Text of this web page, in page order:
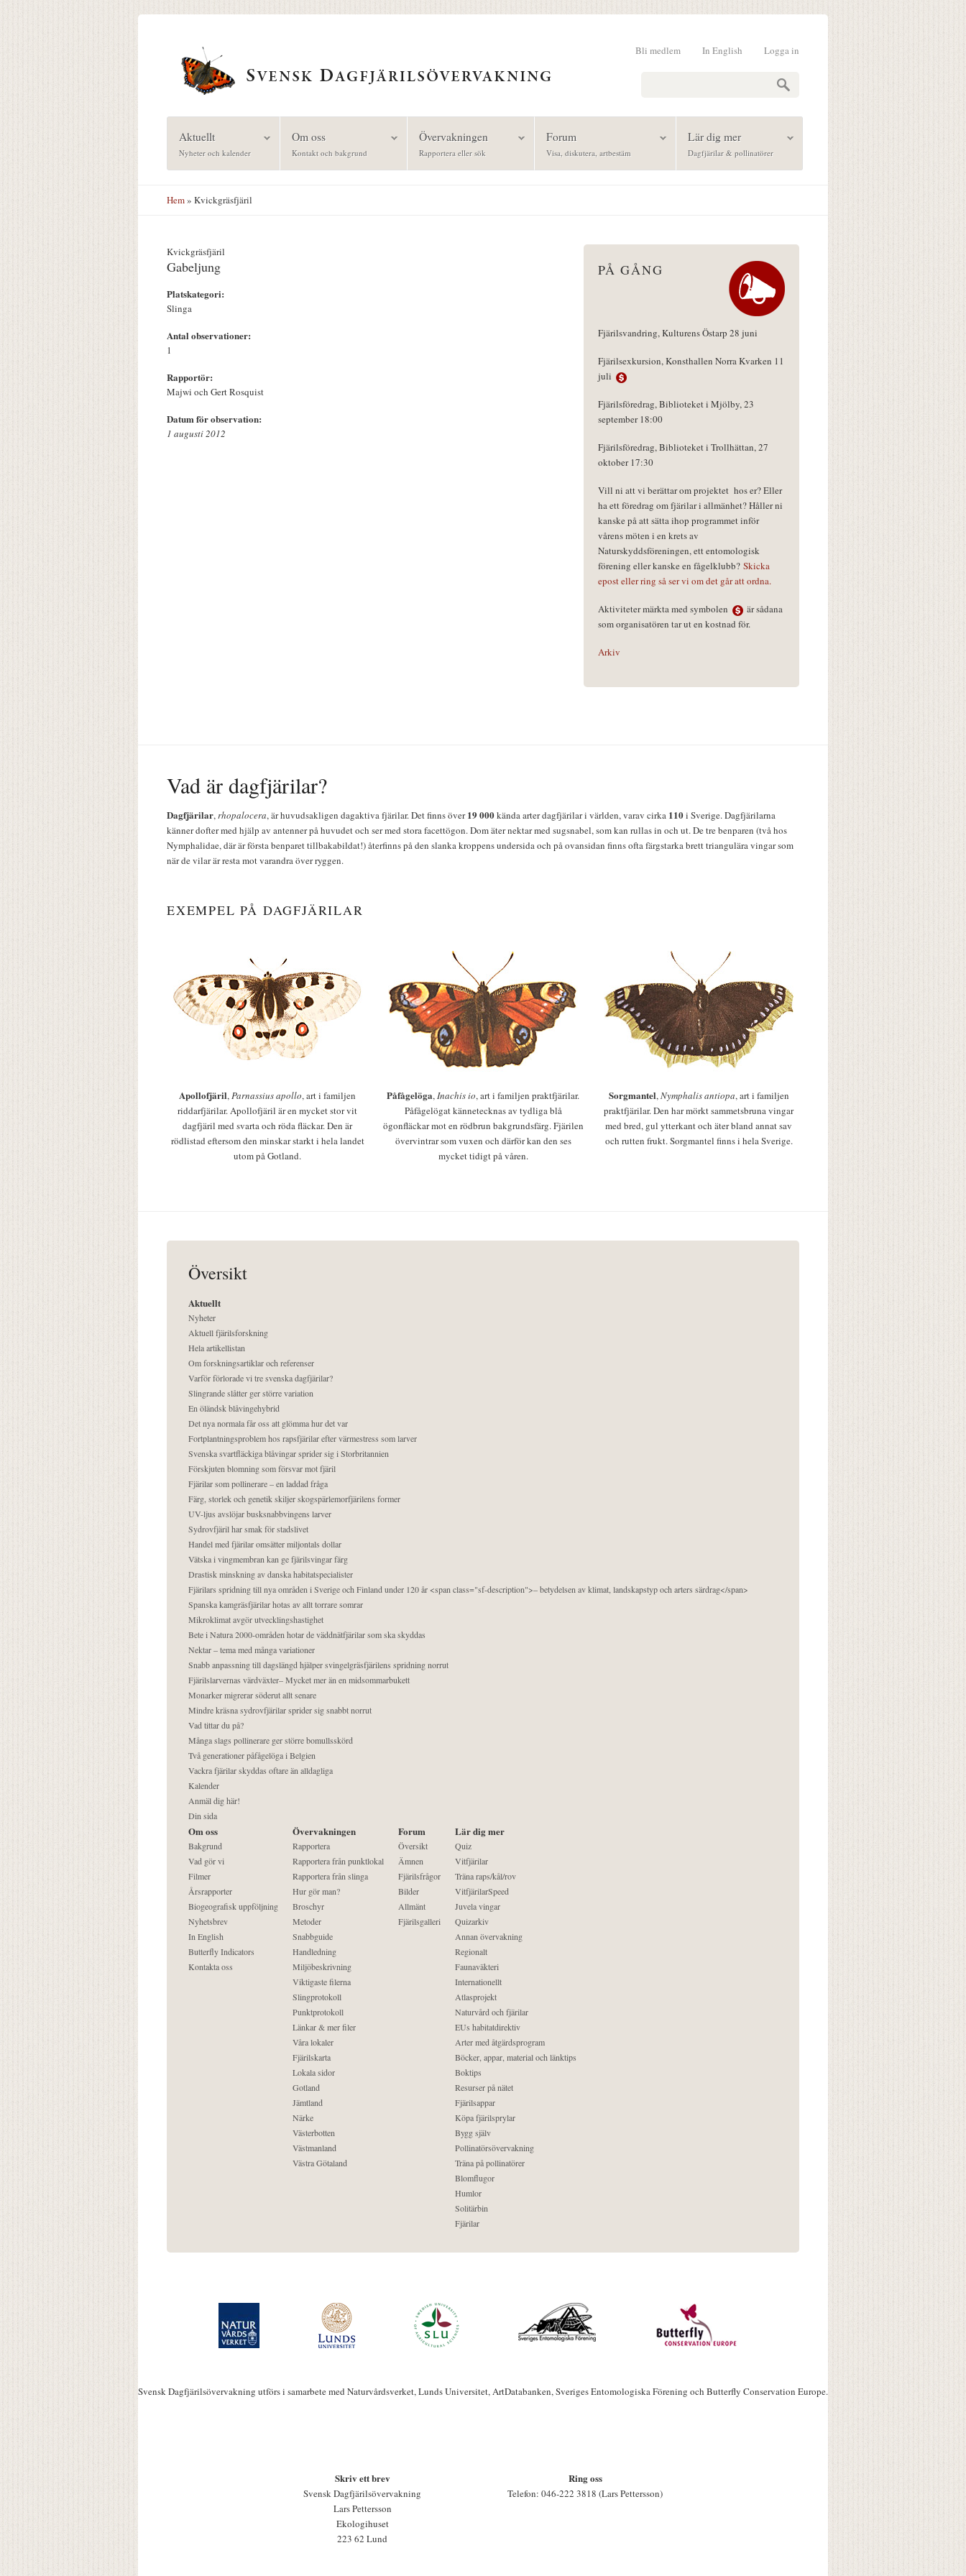
Logga in
In English
Bli medlem
Aktuellt
Nyheter och kalender
Om oss
Kontakt och bakgrund
Övervakningen
Rapportera eller sök
Forum
Visa, diskutera, artbestäm
Lär dig mer
Dagfjärilar & pollinatörer
Hem» Kvickgräsfjäril
Kvickgräsfjäril
Gabeljung
Platskategori:
Slinga
Antal observationer:
1
Rapportör:
Majwi och Gert Rosquist
Datum för observation:
1 augusti 2012
PÅ GÅNG
Fjärilsvandring, Kulturens Östarp 28 juni
Fjärilsexkursion, Konsthallen Norra Kvarken 11
juli
Fjärilsföredrag, Biblioteket i Mjölby, 23
september 18:00
Fjärilsföredrag, Biblioteket i Trollhättan, 27
oktober 17:30
Vill ni att vi berättar om projektet hos er? Eller
ha ett föredrag om fjärilar i allmänhet? Håller ni
kanske på att sätta ihop programmet inför
vårens möten i en krets av
Naturskyddsföreningen, ett entomologisk
förening eller kanske en fågelklubb? Skicka
epost eller ring så ser vi om det går att ordna.
Aktiviteter märkta med symbolen
är sådana
som organisatören tar ut en kostnad för.
Arkiv
Vad är dagfjärilar?
Dagfjärilar,rhopalocera, är huvudsakligen dagaktiva fjärilar. Det finns över19 000kända arter dagfjärilar i världen, varav cirka 110i Sverige. Dagfjärilarna
känner dofter med hjälp av antenner på huvudet och ser med stora facettögon. Dom äter nektar med sugsnabel, som kan rullas in och ut. De tre benparen (två hos
Nymphalidae, där är första benparet tillbakabildat!) återfinns på den slanka kroppens undersida och på ovansidan finns ofta färgstarka brett triangulära vingar som
när de vilar är resta mot varandra över ryggen.
EXEMPEL PÅ DAGFJÄRILAR
Apollofjäril,Parnassius apollo, art i familjen
riddarfjärilar. Apollofjäril är en mycket stor vit
dagfjäril med svarta och röda fläckar. Den är
rödlistad eftersom den minskar starkt i hela landet
utom på Gotland.
Påfågelöga,Inachis io, art i familjen praktfjärilar.
Påfågelögat kännetecknas av tydliga blå
ögonfläckar mot en rödbrun bakgrundsfärg. Fjärilen
övervintrar som vuxen och därför kan den ses
mycket tidigt på våren.
Sorgmantel,Nymphalis antiopa, art i familjen
praktfjärilar. Den har mörkt sammetsbruna vingar
med bred, gul ytterkant och äter bland annat sav
och rutten frukt. Sorgmantel finns i hela Sverige.
Översikt
Aktuellt
Nyheter
Aktuell fjärilsforskning
Hela artikellistan
Om forskningsartiklar och referenser
Varför förlorade vi tre svenska dagfjärilar?
Slingrande slåtter ger större variation
En öländsk blåvingehybrid
Det nya normala får oss att glömma hur det var
Fortplantningsproblem hos rapsfjärilar efter värmestress som larver
Svenska svartfläckiga blåvingar sprider sig i Storbritannien
Förskjuten blomning som försvar mot fjäril
Fjärilar som pollinerare – en laddad fråga
Färg, storlek och genetik skiljer skogspärlemorfjärilens former
UV-ljus avslöjar busksnabbvingens larver
Sydrovfjäril har smak för stadslivet
Handel med fjärilar omsätter miljontals dollar
Vätska i vingmembran kan ge fjärilsvingar färg
Drastisk minskning av danska habitatspecialister
Fjärilars spridning till nya områden i Sverige och Finland under 120 år <span class="sf-description">– betydelsen av klimat, landskapstyp och arters särdrag</span>
Spanska kamgräsfjärilar hotas av allt torrare somrar
Mikroklimat avgör utvecklingshastighet
Bete i Natura 2000-områden hotar de väddnätfjärilar som ska skyddas
Nektar – tema med många variationer
Snabb anpassning till dagslängd hjälper svingelgräsfjärilens spridning norrut
Fjärilslarvernas värdväxter– Mycket mer än en midsommarbukett
Monarker migrerar söderut allt senare
Mindre kräsna sydrovfjärilar sprider sig snabbt norrut
Vad tittar du på?
Många slags pollinerare ger större bomullsskörd
Två generationer påfågelöga i Belgien
Vackra fjärilar skyddas oftare än alldagliga
Kalender
Anmäl dig här!
Din sida
Om oss
Bakgrund
Vad gör vi
Filmer
Årsrapporter
Biogeografisk uppföljning
Nyhetsbrev
In English
Butterfly Indicators
Kontakta oss
Övervakningen
Rapportera
Rapportera från punktlokal
Rapportera från slinga
Hur gör man?
Broschyr
Metoder
Snabbguide
Handledning
Miljöbeskrivning
Viktigaste filerna
Slingprotokoll
Punktprotokoll
Länkar & mer filer
Våra lokaler
Fjärilskarta
Lokala sidor
Gotland
Jämtland
Närke
Västerbotten
Västmanland
Västra Götaland
Forum
Översikt
Ämnen
Fjärilsfrågor
Bilder
Allmänt
Fjärilsgalleri
Lär dig mer
Quiz
Vitfjärilar
Träna raps/kål/rov
VitfjärilarSpeed
Juvela vingar
Quizarkiv
Annan övervakning
Regionalt
Faunaväkteri
Internationellt
Atlasprojekt
Naturvård och fjärilar
EUs habitatdirektiv
Arter med åtgärdsprogram
Böcker, appar, material och länktips
Boktips
Resurser på nätet
Fjärilsappar
Köpa fjärilsprylar
Bygg själv
Pollinatörsövervakning
Träna på pollinatörer
Blomflugor
Humlor
Solitärbin
Fjärilar
Svensk Dagfjärilsövervakning utförs i samarbete med Naturvårdsverket, Lunds Universitet, ArtDatabanken, Sveriges Entomologiska Förening och Butterfly Conservation Europe.
Skriv ett brev
Svensk Dagfjärilsövervakning
Lars Pettersson
Ekologihuset
223 62 Lund
Ring oss
Telefon: 046-222 3818 (Lars Pettersson)